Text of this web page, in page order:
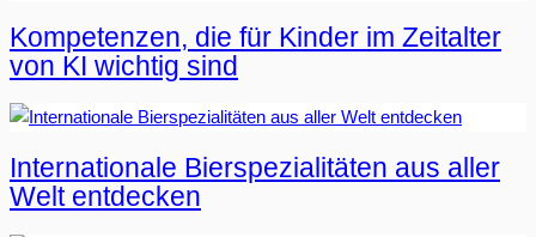
Kompetenzen, die für Kinder im Zeitalter
von KI wichtig sind
Internationale Bierspezialitäten aus aller
Welt entdecken